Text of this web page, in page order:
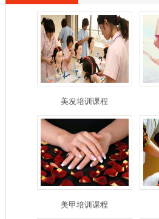
美发培训课程
美甲培训课程